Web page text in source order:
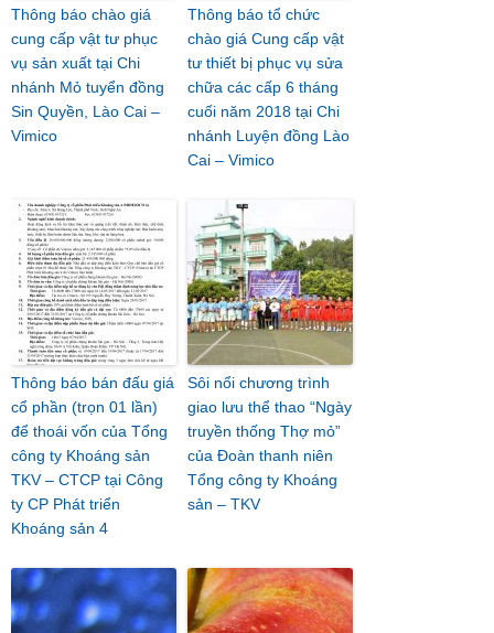
Thông báo chào giá
cung cấp vật tư phục
vụ sản xuất tại Chi
nhánh Mỏ tuyển đồng
Sin Quyền, Lào Cai –
Vimico
Thông báo tổ chức
chào giá Cung cấp vật
tư thiết bị phục vụ sửa
chữa các cấp 6 tháng
cuối năm 2018 tại Chi
nhánh Luyện đồng Lào
Cai – Vimico
Thông báo bán đấu giá
cổ phần (trọn 01 lần)
để thoái vốn của Tổng
công ty Khoáng sản
TKV – CTCP tại Công
ty CP Phát triển
Khoáng sản 4
Sôi nổi chương trình
giao lưu thể thao “Ngày
truyền thống Thợ mỏ”
của Đoàn thanh niên
Tổng công ty Khoáng
sản – TKV